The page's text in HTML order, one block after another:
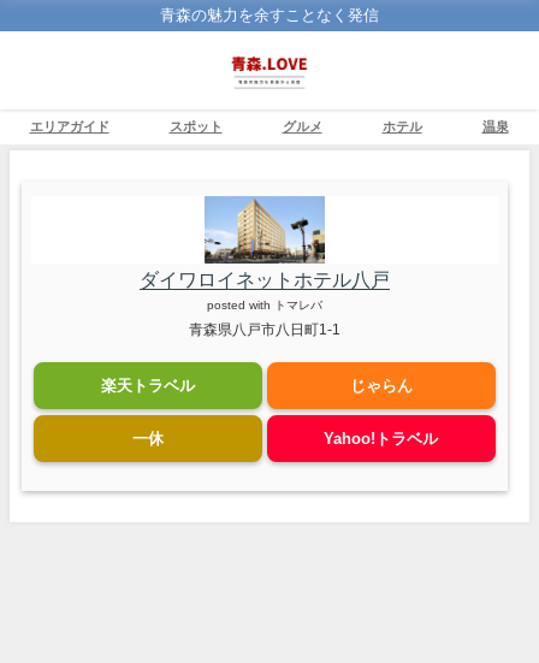
青森の魅力を余すことなく発信
エリアガイド スポット グルメ ホテル 温泉
ダイワロイネットホテル八戸
posted with トマレバ
青森県八戸市八日町1-1
楽天トラベル じゃらん
一休 Yahoo!トラベル